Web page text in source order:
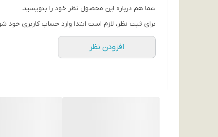
هارد دیسک های داخل باکس استوک هستند ولی 100 درصد تست شده و کاملا سالم و با سیکل کار کم هستند.
باکس هارد نو می باشد.
شما هم درباره این محصول نظر خود را بنویسید.
برای ثبت نظر، لازم است ابتدا وارد حساب کاربری خود
افزودن نظر